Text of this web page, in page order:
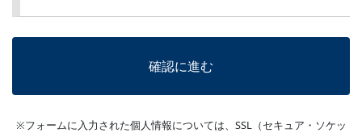
※フォームに入力された個人情報については、SSL（セキュア・ソケッ